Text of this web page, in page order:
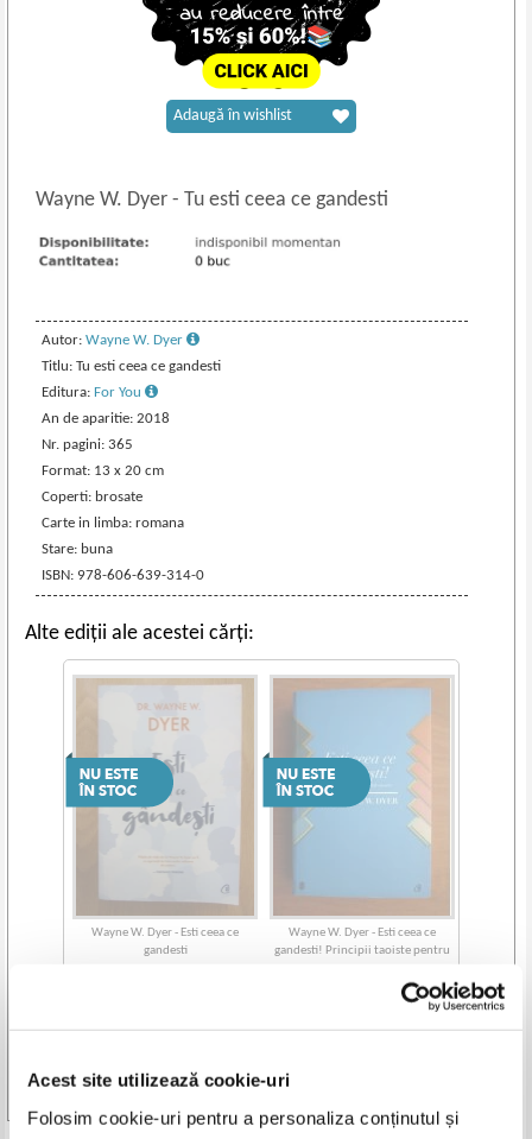
Acest site utilizează cookie-uri
Folosim cookie-uri pentru a personaliza conținutul și
Wayne W. Dyer- Tu esti ceea ce gandesti
Autor:Wayne W. Dyer
Titlu: Tu esti ceea ce gandesti
Editura:For You
An de aparitie: 2018
Nr. pagini: 365
Format: 13 x 20 cm
Coperti: brosate
Carte in limba: romana
Stare: buna
ISBN: 978-606-639-314-0
Adaugă în wishlist
Alte ediții ale acestei cărți:
Wayne W. Dyer - Esti ceea ce
gandesti
Wayne W. Dyer - Esti ceea ce
gandesti! Principii taoiste pentru